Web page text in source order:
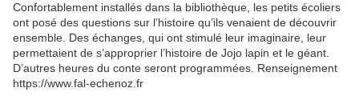
Confortablement installés dans la bibliothèque, les petits écoliers
ont posé des questions sur l’histoire qu’ils venaient de découvrir
ensemble. Des échanges, qui ont stimulé leur imaginaire, leur
permettaient de s’approprier l’histoire de Jojo lapin et le géant.
D’autres heures du conte seront programmées. Renseignement
https://www.fal-echenoz.fr